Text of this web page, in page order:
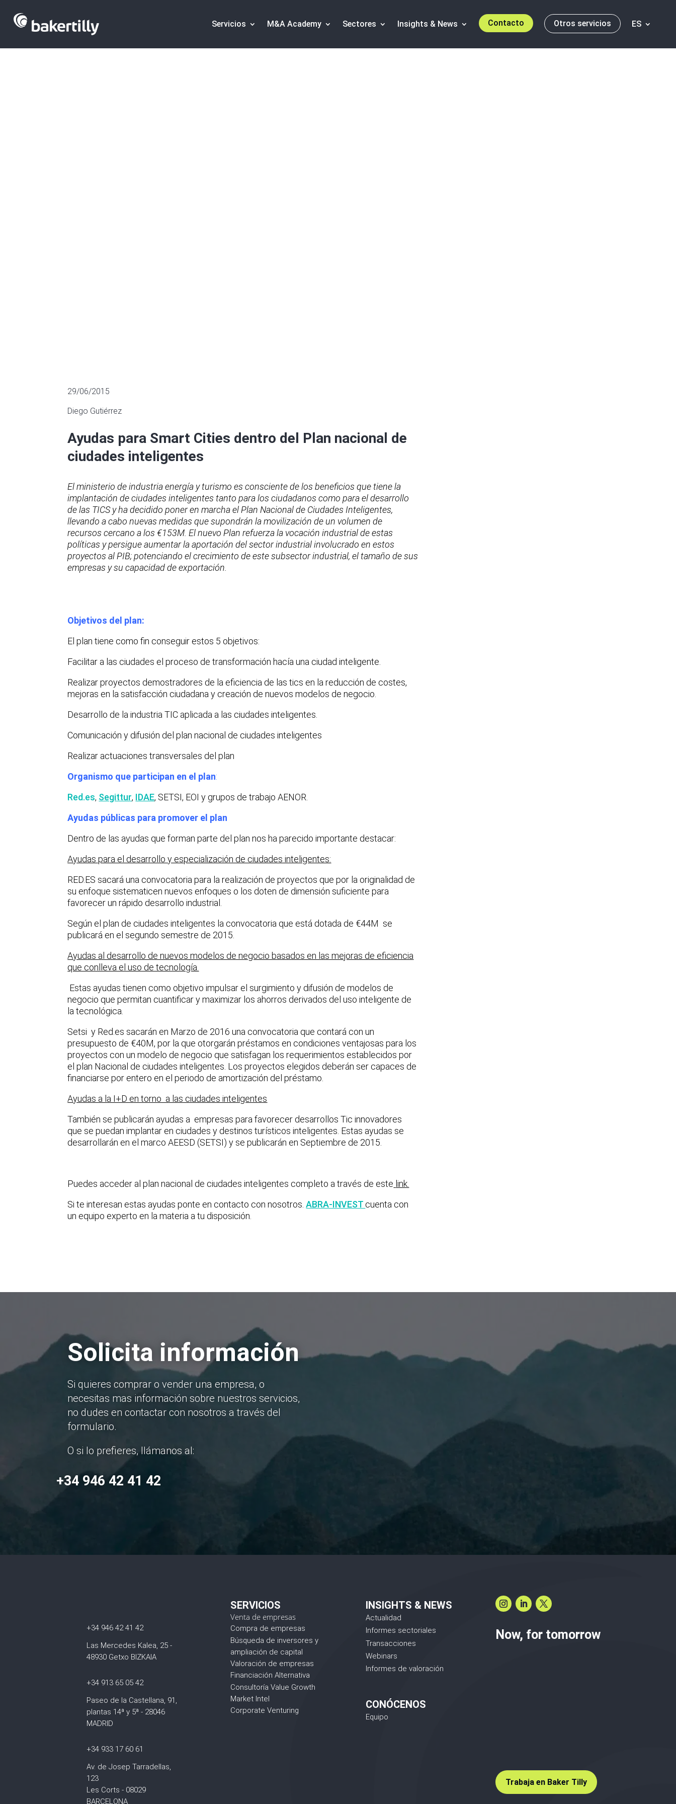
Servicios M&A Academy Sectores Insights & News Contacto Otros servicios ES
29/06/2015
Diego Gutiérrez
Ayudas para Smart Cities dentro del Plan nacional de
ciudades inteligentes
El ministerio de industria energía y turismo es consciente de los beneficios que tiene la
implantación de ciudades inteligentes tanto para los ciudadanos como para el desarrollo
de las TICS y ha decidido poner en marcha el Plan Nacional de Ciudades Inteligentes,
llevando a cabo nuevas medidas que supondrán la movilización de un volumen de
recursos cercano a los €153M. El nuevo Plan refuerza la vocación industrial de estas
políticas y persigue aumentar la aportación del sector industrial involucrado en estos
proyectos al PIB; potenciando el crecimiento de este subsector industrial, el tamaño de sus
empresas y su capacidad de exportación.
Objetivos del plan:
El plan tiene como fin conseguir estos 5 objetivos:
Facilitar a las ciudades el proceso de transformación hacía una ciudad inteligente.
Realizar proyectos demostradores de la eficiencia de las tics en la reducción de costes,
mejoras en la satisfacción ciudadana y creación de nuevos modelos de negocio.
Desarrollo de la industria TIC aplicada a las ciudades inteligentes.
Comunicación y difusión del plan nacional de ciudades inteligentes
Realizar actuaciones transversales del plan
Organismo que participan en el plan:
Red.es, Segittur, IDAE, SETSI, EOI y grupos de trabajo AENOR.
Ayudas públicas para promover el plan
Dentro de las ayudas que forman parte del plan nos ha parecido importante destacar:
Ayudas para el desarrollo y especialización de ciudades inteligentes:
RED.ES sacará una convocatoria para la realización de proyectos que por la originalidad de
su enfoque sistematicen nuevos enfoques o los doten de dimensión suficiente para
favorecer un rápido desarrollo industrial.
Según el plan de ciudades inteligentes la convocatoria que está dotada de €44M se
publicará en el segundo semestre de 2015.
Ayudas al desarrollo de nuevos modelos de negocio basados en las mejoras de eficiencia
que conlleva el uso de tecnología.
Estas ayudas tienen como objetivo impulsar el surgimiento y difusión de modelos de
negocio que permitan cuantificar y maximizar los ahorros derivados del uso inteligente de
la tecnológica.
Setsi y Red.es sacarán en Marzo de 2016 una convocatoria que contará con un
presupuesto de €40M, por la que otorgarán préstamos en condiciones ventajosas para los
proyectos con un modelo de negocio que satisfagan los requerimientos establecidos por
el plan Nacional de ciudades inteligentes. Los proyectos elegidos deberán ser capaces de
financiarse por entero en el periodo de amortización del préstamo.
Ayudas a la I+D en torno a las ciudades inteligentes
También se publicarán ayudas a empresas para favorecer desarrollos Tic innovadores
que se puedan implantar en ciudades y destinos turísticos inteligentes. Estas ayudas se
desarrollarán en el marco AEESD (SETSI) y se publicarán en Septiembre de 2015.
Puedes acceder al plan nacional de ciudades inteligentes completo a través de este link.
Si te interesan estas ayudas ponte en contacto con nosotros.ABRA-INVEST cuenta con
un equipo experto en la materia a tu disposición.
Solicita información
Si quieres comprar o vender una empresa, o
necesitas mas información sobre nuestros servicios,
no dudes en contactar con nosotros a través del
formulario.
O si lo prefieres, llámanos al:
+34 946 42 41 42
+34 946 42 41 42
Las Mercedes Kalea, 25 -
48930 Getxo BIZKAIA
+34 913 65 05 42
Paseo de la Castellana, 91,
plantas 14ª y 5ª - 28046
MADRID
+34 933 17 60 61
Av. de Josep Tarradellas,
123
Les Corts - 08029
BARCELONA
SERVICIOS
Venta de empresas
Compra de empresas
Búsqueda de inversores y
ampliación de capital
Valoración de empresas
Financiación Alternativa
Consultoría Value Growth
Market Intel
Corporate Venturing
INSIGHTS & NEWS
Actualidad
Informes sectoriales
Transacciones
Webinars
Informes de valoración
CONÓCENOS
Equipo
Now, for tomorrow
Trabaja en Baker Tilly